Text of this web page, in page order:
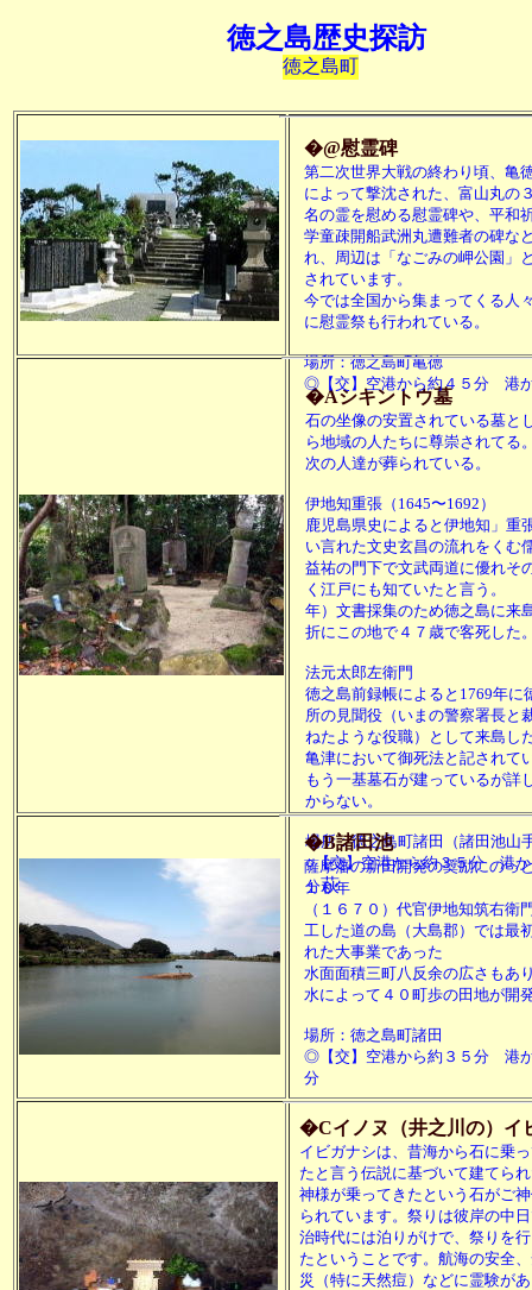
�B諸田池
薩摩藩の新田開発の奨励にのっ
１０年
（１６７０）代官伊地知筑右衛
工した道の島（大島郡）では最
れた大事業であった
水面面積三町八反余の広さもあ
水によって４０町歩の田地が開
場所：徳之島町諸田
◎【交】空港から約３５分 港
分
�@慰霊碑
第二次世界大戦の終わり頃、亀
によって撃沈された、富山丸の
名の霊を慰める慰霊碑や、平和
学童疎開船武洲丸遭難者の碑な
れ、周辺は「なごみの岬公園」
されています。
今では全国から集まってくる人
に慰霊祭も行われている。
場所：徳之島町亀徳
◎【交】空港から約４５分 港
�Cイノヌ（井之川の）イ
イビガナシは、昔海から石に乗
たと言う伝説に基づいて建てら
神様が乗ってきたという石がご
られています。祭りは彼岸の中
治時代には泊りがけで、祭りを
たということです。航海の安全
災（特に天然痘）などに霊験が
�Aシキントウ墓
石の坐像の安置されている墓と
ら地域の人たちに尊崇されてる
次の人達が葬られている。
伊地知重張（1645〜1692）
鹿児島県史によると伊地知」重
い言れた文史玄昌の流れをくむ
益祐の門下で文武両道に優れそ
く江戸にも知ていたと言う
年）文書採集のため徳之島に来
折にこの地で４７歳で客死した
法元太郎左衛門
徳之島前録帳によると1769年に
所の見聞役（いまの警察署長と
ねたような役職）として来島し
亀津において御死法と記されて
もう一基墓石が建っているが詳
からない。
場所：徳之島町諸田（諸田池山
○【交】空港から約３５分 港
分萩
徳之島町
徳之島歴史探訪